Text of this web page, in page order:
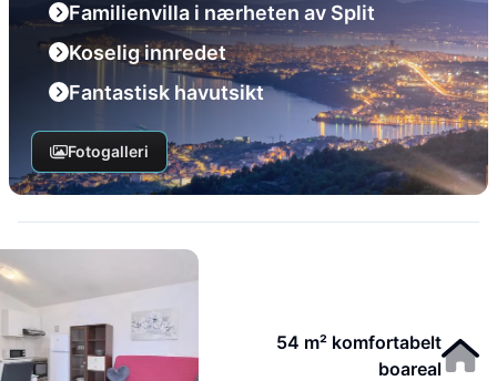
Familienvilla i nærheten av Split
Koselig innredet
Fantastisk havutsikt
Fotogalleri
54 m² komfortabelt
boareal